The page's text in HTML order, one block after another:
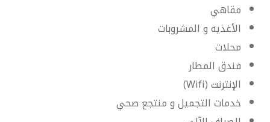
مقاهي
الأغذيه و المشروبات
محلات
فندق المطار
الإنترنت (Wifi)
خدمات التجميل و منتجع صحي